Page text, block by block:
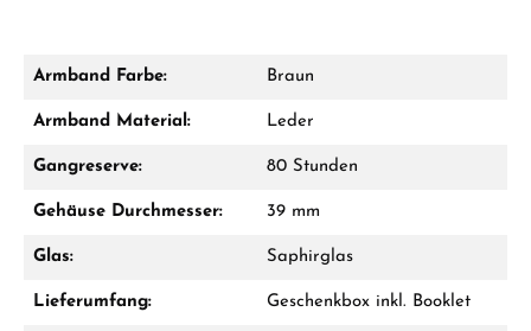
Damon Reiners
WhatsApp Chat
Armband Farbe: Braun
Armband Material: Leder
Gangreserve: 80 Stunden
Gehäuse Durchmesser: 39 mm
Glas: Saphirglas
Lieferumfang: Geschenkbox inkl. Booklet